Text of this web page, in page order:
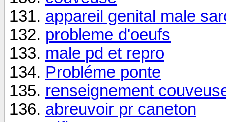
appareil genital male
probleme d'oeufs
male pd et repro
Probléme ponte
renseignement
abreuvoir pr caneton